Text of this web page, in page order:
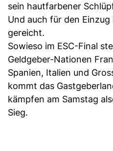
sein hautfarbener
Und auch für den
gereicht.
Sowieso im ESC-Final
Geldgeber-Nationen
Spanien, Italien und
kommt das
kämpfen am Samstag
Sieg.